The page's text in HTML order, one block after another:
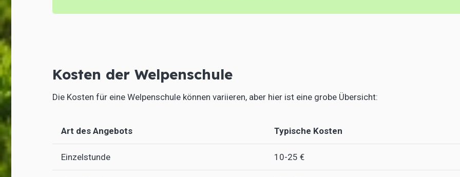
Kosten der Welpenschule
Die Kosten für eine Welpenschule können variieren, aber hier ist eine grobe Übersicht:
Art des Angebots Typische Kosten
Einzelstunde 10-25 €